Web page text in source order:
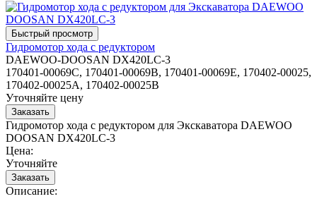
Гидромотор хода с редуктором
DAEWOO-DOOSAN DX420LC-3
170401-00069C, 170401-00069B, 170401-00069E, 170402-00025,
170402-00025A, 170402-00025B
Уточняйте цену
Гидромотор хода с редуктором для Экскаватора DAEWOO
DOOSAN DX420LC-3
Цена:
Уточняйте
Описание: